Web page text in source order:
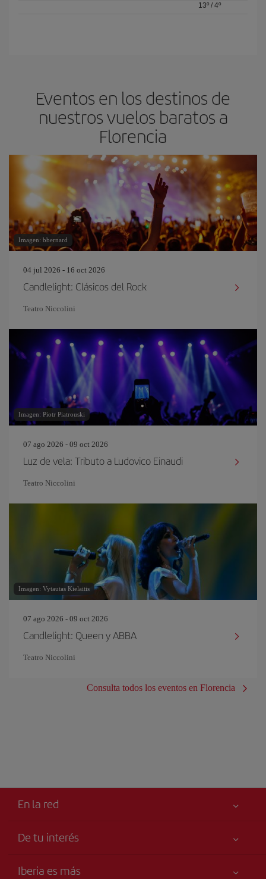
13º/ 4º
Eventos en los destinos de
nuestros vuelos baratos a
Florencia
Imagen: bbernard
04 jul 2026 - 16 oct 2026
Candlelight: Clásicos del Rock
Teatro Niccolini
Imagen: Piotr Piatrouski
07 ago 2026 - 09 oct 2026
Luz de vela: Tributo a Ludovico Einaudi
Teatro Niccolini
Imagen: Vytautas Kielaitis
07 ago 2026 - 09 oct 2026
Candlelight: Queen y ABBA
Teatro Niccolini
Consulta todos los eventos en Florencia
En la red
De tu interés
Iberia es más